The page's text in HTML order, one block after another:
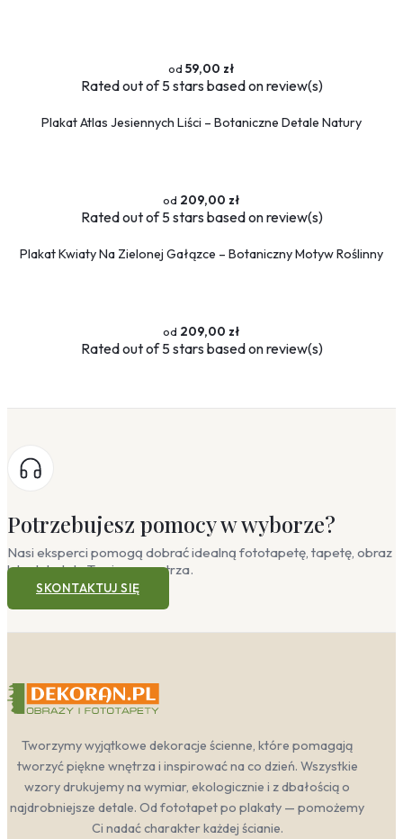
59,00 zł
Ratedout of 5 stars based onreview(s)
Plakat Atlas Jesiennych Liści – Botaniczne Detale Natury
209,00 zł
Ratedout of 5 stars based onreview(s)
Plakat Kwiaty Na Zielonej Gałązce – Botaniczny Motyw Roślinny
209,00 zł
Ratedout of 5 stars based onreview(s)
Potrzebujesz pomocy w wyborze?
Nasi eksperci pomogą dobrać idealną fototapetę, tapetę, obraz
lub plakat do Twojego wnętrza.
SKONTAKTUJ SIĘ
Tworzymy wyjątkowe dekoracje ścienne, które pomagają
tworzyć piękne wnętrza i inspirować na co dzień. Wszystkie
wzory drukujemy na wymiar, ekologicznie i z dbałością o
najdrobniejsze detale. Od fototapet po plakaty — pomożemy
Ci nadać charakter każdej ścianie.